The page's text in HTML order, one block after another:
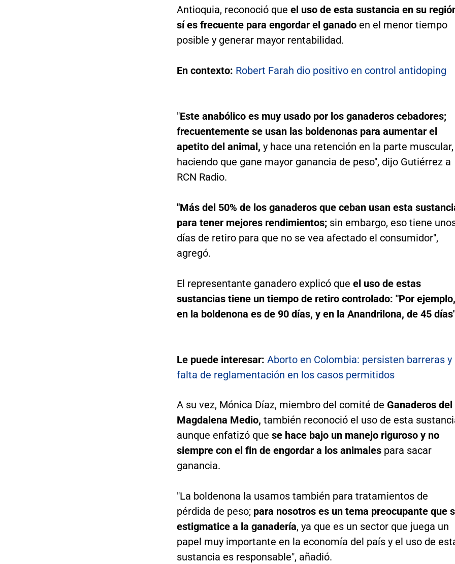
Antioquia, reconoció que el uso de esta sustancia en su
sí es frecuente para engordar el ganado en el menor tiempo
posible y generar mayor rentabilidad.
En contexto: Robert Farah dio positivo en control antidoping
"Este anabólico es muy usado por los ganaderos cebadores;
frecuentemente se usan las boldenonas para aumentar el
apetito del animal, y hace una retención en la parte muscular,
haciendo que gane mayor ganancia de peso", dijo Gutiérrez a
RCN Radio.
"Más del 50% de los ganaderos que ceban usan esta
para tener mejores rendimientos; sin embargo, eso tiene
días de retiro para que no se vea afectado el consumidor",
agregó.
El representante ganadero explicó que el uso de estas
sustancias tiene un tiempo de retiro controlado: "Por ejemplo,
en la boldenona es de 90 días, y en la Anandrilona, de 45
Le puede interesar: Aborto en Colombia: persisten barreras y
falta de reglamentación en los casos permitidos
A su vez, Mónica Díaz, miembro del comité de Ganaderos del
Magdalena Medio, también reconoció el uso de esta
aunque enfatizó que se hace bajo un manejo riguroso y no
siempre con el fin de engordar a los animales para sacar
ganancia.
"La boldenona la usamos también para tratamientos de
pérdida de peso; para nosotros es un tema preocupante que
estigmatice a la ganadería, ya que es un sector que juega un
papel muy importante en la economía del país y el uso de
sustancia es responsable", añadió.